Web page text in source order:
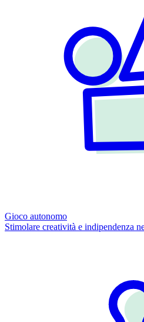
Gioco autonomo
Stimolare creatività e indipendenza